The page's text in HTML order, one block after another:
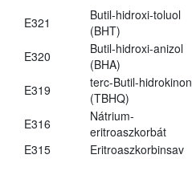
E321
Butil-hidroxi-toluol
(BHT)
E320
Butil-hidroxi-anizol
(BHA)
E319
terc-Butil-hidrokinon
(TBHQ)
E316
Nátrium-
eritroaszkorbát
E315
Eritroaszkorbinsav